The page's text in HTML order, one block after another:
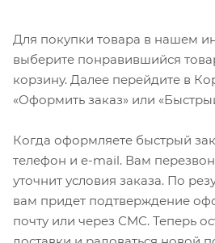
Для покупки товара в нашем
выберите понравившийся
корзину. Далее перейдите в
«Оформить заказ» или
Когда оформляете быстрый
телефон и e-mail. Вам
уточнит условия заказа. По
вам придет подтверждение
почту или через СМС. Теперь